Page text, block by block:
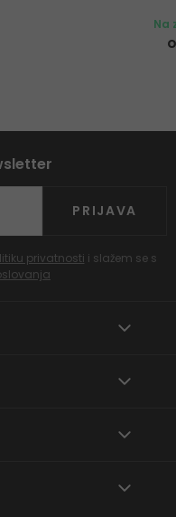
Na
PRIJAVA
privatnosti i slažem se s